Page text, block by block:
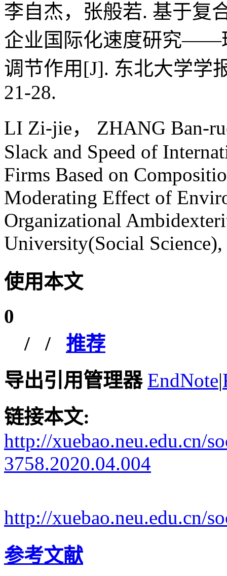
李自杰，张般若. 基于复
企业国际化速度研究——
调节作用[J]. 东北大学学
21-28.
LI Zi-jie， ZHANG Ban-
Slack and Speed of
Firms Based on
Moderating Effect of
Organizational
University(Social
使用本文
0
/ / 推荐
导出引用管理器 EndNote|
链接本文:
http://xuebao.neu.edu.cn/
3758.2020.04.004
http://xuebao.neu.edu.cn/
参考文献